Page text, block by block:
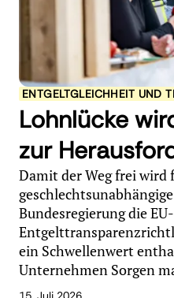
ENTGELTGLEICHHEIT UND
Lohnlücke
zur
Damit der Weg frei wird
Bundesregierung die EU-
ein Schwellenwert
Unternehmen Sorgen